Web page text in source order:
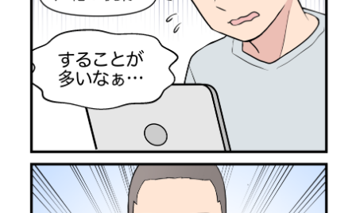
ご希望の内容を以下からお選びください。
お選びいただくと、関連情報のあるページへご案
内します。